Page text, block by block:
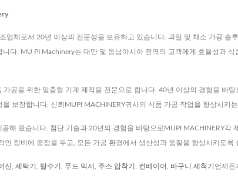
체로서 20년 이상의 전문성을 보유하고 있습니다. 과일 및 채소 가공 솔
다. MU PI Machinery는 대만 및 동남아시아 전역의 고객에게 효율성과
공을 위한 맞춤형 기계 제작을 전문으로 합니다. 40년 이상의 경험을 바
보장합니다. 신뢰MUPI MACHINERY귀사의 식품 가공 작업을 향상시키
해 왔습니다. 첨단 기술과 20년의 경험을 바탕으로MUPI MACHINERY각
장비에 중점을 두고, 모든 가공 환경에서 생산성과 품질을 향상시키도록
신 세탁기 탈수기 푸드 믹서 주스 압착기 컨베이어 바구니 세척기 언제든